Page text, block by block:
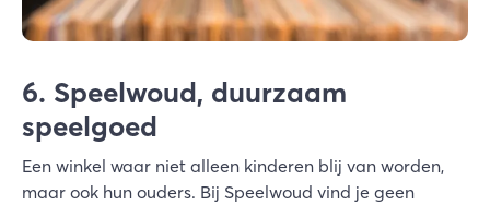
6. Speelwoud, duurzaam
speelgoed
Een winkel waar niet alleen kinderen blij van worden,
maar ook hun ouders. Bij Speelwoud vind je geen